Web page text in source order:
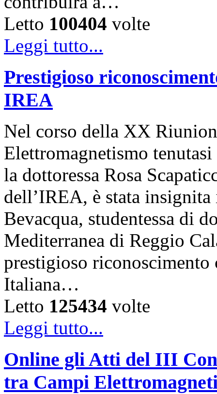
Letto 100404 volte
Leggi tutto...
Prestigioso
IREA
Nel corso della XX
Elettromagnetismo
la dottoressa Rosa
dell’IREA, è stata
Bevacqua, studentessa di
Mediterranea di Reggio
prestigioso
Italiana…
Letto 125434 volte
Leggi tutto...
Online gli Atti del III
tra Campi